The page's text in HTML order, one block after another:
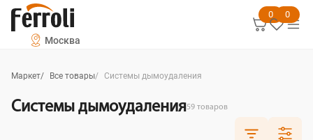
0 0
Москва
Маркет Все товары Системы дымоудаления
Системы дымоудаления59 товаров